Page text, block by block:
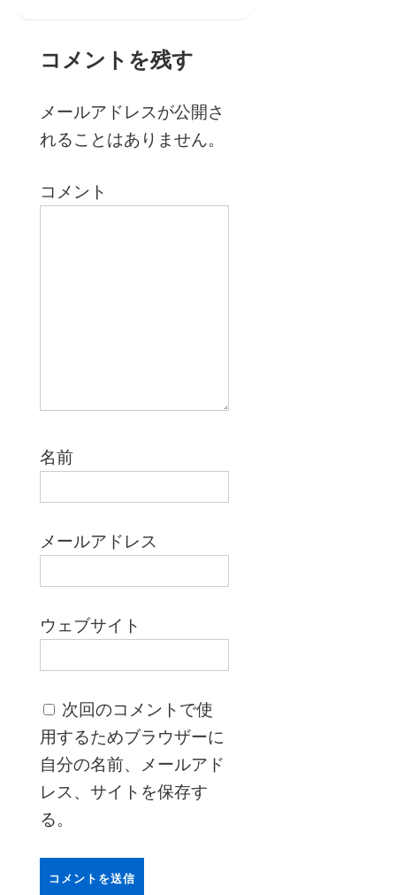
ー
ョ
ン
コメントを残す
メールアドレスが公開さ
れることはありません。
コメント
名前
メールアドレス
ウェブサイト
次回のコメントで使
用するためブラウザーに
自分の名前、メールアド
レス、サイトを保存す
る。